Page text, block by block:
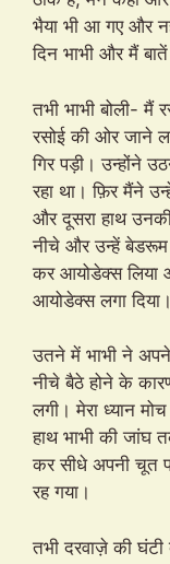
भैया भी आ गए और
दिन भाभी और मैं
तभी भाभी बोली-
रसोई की ओर जाने
गिर पड़ी। उन्होंने
रहा था। फ़िर मैंने
और दूसरा हाथ
नीचे और उन्हें बेडरूम
कर आयोडेक्स
आयोडेक्स लगा दिया।
उतने में भाभी ने अपने
नीचे बैठे होने के
लगी। मेरा ध्यान
हाथ भाभी की जांघ
कर सीधे अपनी चूत
रह गया।
तभी दरवाज़े की